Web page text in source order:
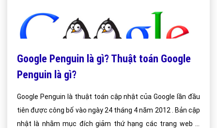
Google Penguin là gì? Thuật toán Google
Penguin là gì?
Google Penguin là thuật toán cập nhật của Google lần đầu
tiên được công bố vào ngày 24 tháng 4 năm 2012 . Bản cập
nhật là nhằm mục đích giảm thứ hạng các trang web vi